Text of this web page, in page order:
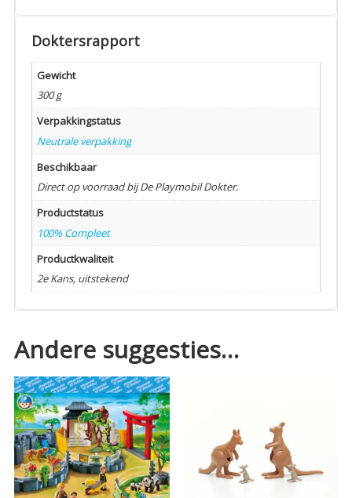
Doktersrapport
Gewicht
300 g
Verpakkingstatus
Neutrale verpakking
Beschikbaar
Direct op voorraad bij De Playmobil Dokter.
Productstatus
100% Compleet
Productkwaliteit
2e Kans, uitstekend
Andere suggesties…